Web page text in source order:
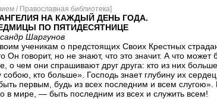
/ Православная библиотека]
НА КАЖДЫЙ ДЕНЬ ГОДА.
ПО ПЯТИДЕСЯТНИЦЕ
Шаргунов
ученикам о предстоящих Своих Крестных
Он говорит, но не знают, что это значит. А что
о чем они спрашивают друг друга: кто из них
кто больше». Господь знает глубину их
первым, будь из всех последним и всем слугою».
в мире, — быть последним из всех и служить всем!